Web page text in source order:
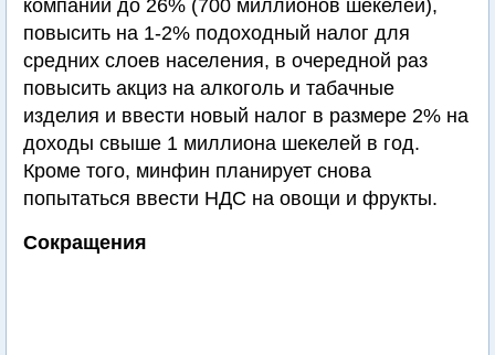
компаний до 26% (700 миллионов шекелей),
повысить на 1-2% подоходный налог для
средних слоев населения, в очередной раз
повысить акциз на алкоголь и табачные
изделия и ввести новый налог в размере 2% на
доходы свыше 1 миллиона шекелей в год.
Кроме того, минфин планирует снова
попытаться ввести НДС на овощи и фрукты.
Сокращения